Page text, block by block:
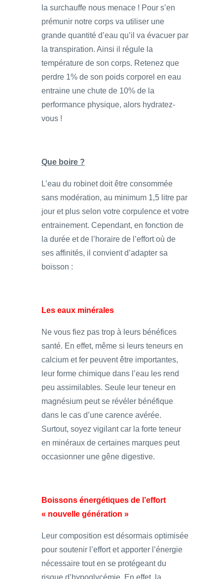
la surchauffe nous menace ! Pour s’en
prémunir notre corps va utiliser une
grande quantité d’eau qu’il va évacuer par
la transpiration. Ainsi il régule la
température de son corps. Retenez que
perdre 1% de son poids corporel en eau
entraine une chute de 10% de la
performance physique, alors hydratez-
vous !
Que boire ?
L’eau du robinet doit être consommée
sans modération, au minimum 1,5 litre par
jour et plus selon votre corpulence et votre
entrainement. Cependant, en fonction de
la durée et de l’horaire de l’effort où de
ses affinités, il convient d’adapter sa
boisson :
Les eaux minérales
Ne vous fiez pas trop à leurs bénéfices
santé. En effet, même si leurs teneurs en
calcium et fer peuvent être importantes,
leur forme chimique dans l’eau les rend
peu assimilables. Seule leur teneur en
magnésium peut se révéler bénéfique
dans le cas d’une carence avérée.
Surtout, soyez vigilant car la forte teneur
en minéraux de certaines marques peut
occasionner une gêne digestive.
Boissons énergétiques de l’effort
« nouvelle génération »
Leur composition est désormais optimisée
pour soutenir l’effort et apporter l’énergie
nécessaire tout en se protégeant du